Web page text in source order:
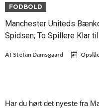
Portugal i sigtekornet?!
FODBOLD
Manchester Uniteds
Spidsen; To Spillere Klar
Af Stefan Damsgaard
Har du hørt det nyeste fra